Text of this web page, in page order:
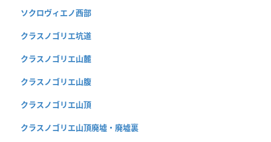
ソクロヴィエノ西部
クラスノゴリエ坑道
クラスノゴリエ山麓
クラスノゴリエ山腹
クラスノゴリエ山頂
クラスノゴリエ山頂廃墟・廃墟裏